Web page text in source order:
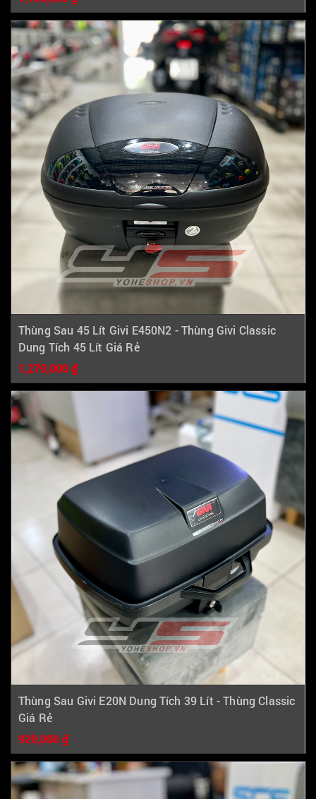
Thùng Sau 45 Lít Givi E450N2 - Thùng Givi Classic
Dung Tích 45 Lít Giá Rẻ
1,270,000 ₫
Thùng Sau Givi E20N Dung Tích 39 Lít - Thùng Classic
Giá Rẻ
920,000 ₫